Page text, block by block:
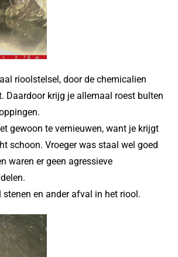
rioolstelsel, door de chemicalien
Daardoor krijg je allemaal roest bulten
gewoon te vernieuwen, want je krijgt
schoon.Vroeger was staal wel goed
waren er geen agressieve
stenen en ander afval in het riool.